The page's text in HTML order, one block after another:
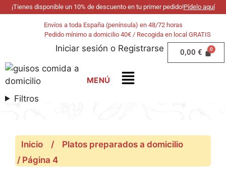
¡Tienes disponible un 10% de descuento en tu primer pedido!Pídelo aquí
Envíos a toda España (península) en 48/72 horas
Pedido mínimo a domicilio 40€ / Recogida en local GRATIS
Iniciar sesión o Registrarse 0,00 €
Filtros
Inicio /
Platos preparados a domicilio
/ Página 4